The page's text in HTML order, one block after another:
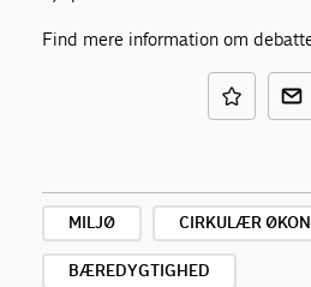
Find mere information om
MILJØ CIRKULÆR
BÆREDYGTIGHED